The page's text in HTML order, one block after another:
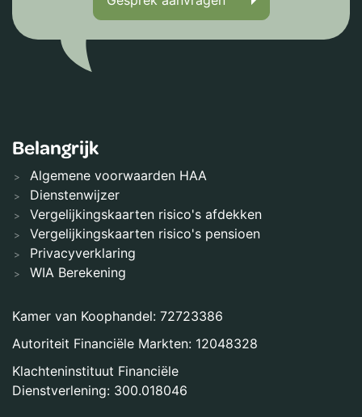
Belangrijk
Algemene voorwaarden HAA
Dienstenwijzer
Vergelijkingskaarten risico's afdekken
Vergelijkingskaarten risico's pensioen
Privacyverklaring
WIA Berekening
Kamer van Koophandel: 72723386
Autoriteit Financiële Markten: 12048328
Klachteninstituut Financiële
Dienstverlening: 300.018046